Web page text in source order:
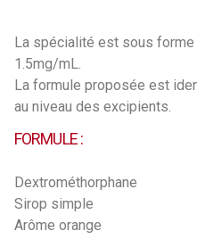
La spécialité est sous
1.5mg/mL.
La formule proposée est
au niveau des excipients.
FORMULE :
Sirop
Arôme